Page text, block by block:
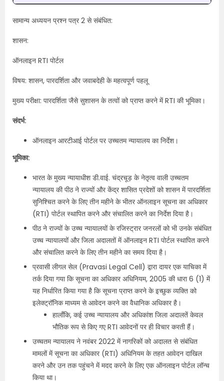
सामान्य अध्ययन प्रश्न पत्र 2 से संबंधित:
शासन:
ऑनलाइन RTI पोर्टल
विषय: शासन, पारदर्शिता और जवाबदेही के महत्वपूर्ण पहलू
मुख्य परीक्षा: पारदर्शिता जैसे सुशासन के तत्वों को प्राप्त करने में RTI की भूमिका।
संदर्भ:
ऑनलाइन आरटीआई पोर्टल पर उच्चतम न्यायालय का निर्देश।
भूमिका:
भारत के मुख्य न्यायाधीश डी.वाई. चंद्रचूड़ के नेतृत्व वाली उच्चतम
न्यायालय की पीठ ने राज्यों और केंद्र शासित प्रदेशों को शासन में पारदर्शिता
सुनिश्चित करने के लिए तीन महीने के भीतर ऑनलाइन सूचना का अधिकार
(RTI) पोर्टल स्थापित करने और संचालित करने का निर्देश दिया है।
पीठ ने राज्यों के उच्च न्यायालयों के रजिस्ट्रार जनरलों को भी उनके संबंधित
उच्च न्यायालयों और जिला अदालतों में ऑनलाइन RTI पोर्टल स्थापित करने
और संचालित करने के लिए तीन महीने का समय दिया है।
प्रवासी लीगल सेल (Pravasi Legal Cell) द्वारा दायर एक याचिका में
तर्क दिया गया कि सूचना का अधिकार अधिनियम, 2005 की धारा 6 (1) में
यह निर्धारित किया गया है कि सूचना प्राप्त करने के इच्छुक व्यक्ति को
इलेक्ट्रॉनिक माध्यम से आवेदन करने का वैधानिक अधिकार है।
हालाँकि, कई उच्च न्यायालय और अधिकांश जिला अदालतें केवल
भौतिक रूप से किए गए RTI आवेदनों पर ही विचार करती हैं।
उच्चतम न्यायालय ने नवंबर 2022 में नागरिकों को अदालत से संबंधित
मामलों में सूचना का अधिकार (RTI) अधिनियम के तहत आवेदन दाखिल
करने और उन तक पहुंचने में मदद करने के लिए एक ऑनलाइन पोर्टल लॉन्च
किया था।